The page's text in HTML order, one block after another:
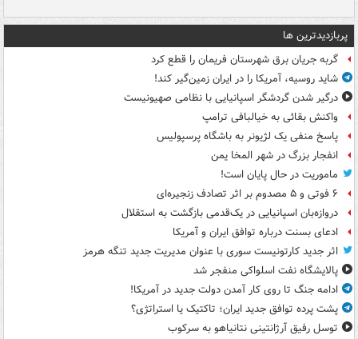
پربازدیدترین ها
گربه جریان برق شهرستان فریمان را قطع کرد
شاید روسیه، آمریکا را در ایران زمین‌گیر کند!
درگیر شدن گردشگر اسپانیایی با نظامی صهیونیست
واکنش بقائی به خیالبافی ترامپ
پاسخ منفی یک لژیونر به باشگاه پرسپولیس
انفجار بزرگ در شهر المخا یمن
ماموریت در حال پایان است!
۶ فوتی و ۵ مصدوم بر اثر تصادف زنجیره‌ای
دروازه‌بان اسپانیایی در یک‌قدمی بازگشت به استقلال
ادعای بسنت درباره توافق ایران و آمریکا
اثر جدید کارتونیست سوری با عنوان مدیریت جدید تنگه هرمز
پالایشگاه نفت اسلواکی منفجر شد
ادامه جنگ تا روی کار آمدن دولت جدید در آمریکا!
پشت پرده توافق جدید ایران؛ تاکتیک یا استراتژی؟
توسل رفیق آرژانتینی نتانیاهو به سرکوب